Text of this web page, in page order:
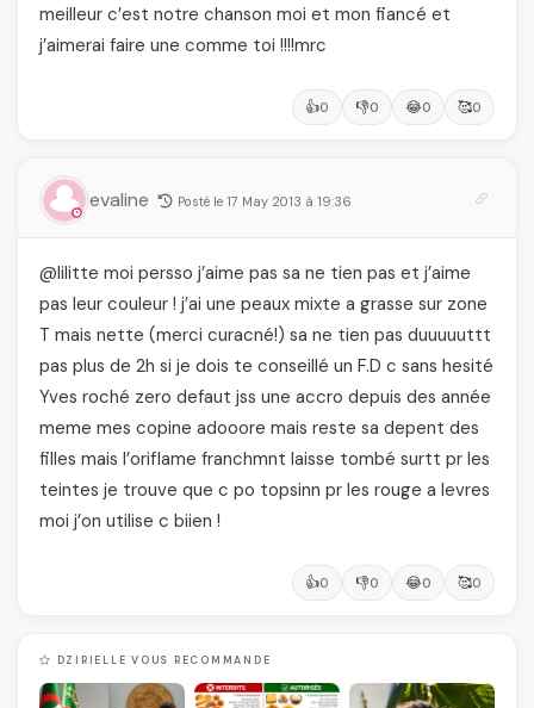
meilleur c’est notre chanson moi et mon fiancé et
j’aimerai faire une comme toi !!!!mrc
👍0 👎0 😂0 🥰0
evaline Posté le 17 May 2013 à 19:36
@lilitte moi persso j’aime pas sa ne tien pas et j’aime
pas leur couleur ! j’ai une peaux mixte a grasse sur zone
T mais nette (merci curacné!) sa ne tien pas duuuuuttt
pas plus de 2h si je dois te conseillé un F.D c sans hesité
Yves roché zero defaut jss une accro depuis des année
meme mes copine adooore mais reste sa depent des
filles mais l’oriflame franchmnt laisse tombé surtt pr les
teintes je trouve que c po topsinn pr les rouge a levres
moi j’on utilise c biien !
👍0 👎0 😂0 🥰0
DZIRIELLE VOUS RECOMMANDE